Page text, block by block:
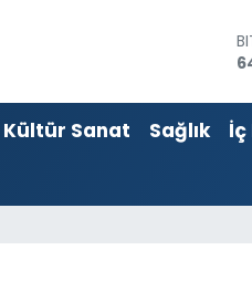
Kültür Sanat Sağlık İç